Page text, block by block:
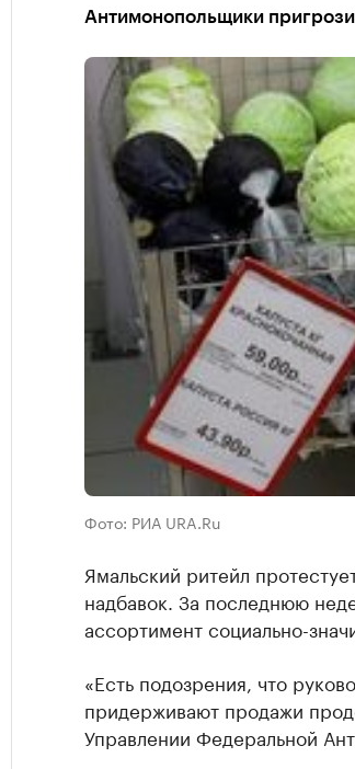
Антимонопольщики
Фото: РИА URA.Ru
Ямальский ритейл
надбавок. За последнюю
ассортимент социально-
«Есть подозрения, что
придерживают продажи
Управлении Федеральной